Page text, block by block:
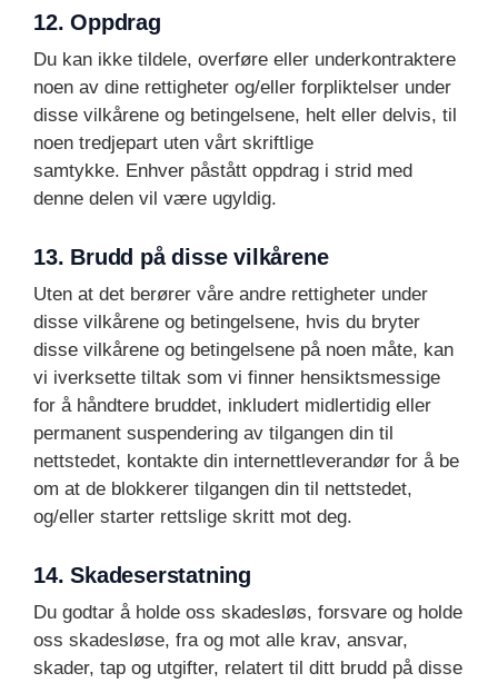
12. Oppdrag
Du kan ikke tildele, overføre eller underkontraktere
noen av dine rettigheter og/eller forpliktelser under
disse vilkårene og betingelsene, helt eller delvis, til
noen tredjepart uten vårt skriftlige
samtykke. Enhver påstått oppdrag i strid med
denne delen vil være ugyldig.
13. Brudd på disse vilkårene
Uten at det berører våre andre rettigheter under
disse vilkårene og betingelsene, hvis du bryter
disse vilkårene og betingelsene på noen måte, kan
vi iverksette tiltak som vi finner hensiktsmessige
for å håndtere bruddet, inkludert midlertidig eller
permanent suspendering av tilgangen din til
nettstedet, kontakte din internettleverandør for å be
om at de blokkerer tilgangen din til nettstedet,
og/eller starter rettslige skritt mot deg.
14. Skadeserstatning
Du godtar å holde oss skadesløs, forsvare og holde
oss skadesløse, fra og mot alle krav, ansvar,
skader, tap og utgifter, relatert til ditt brudd på disse